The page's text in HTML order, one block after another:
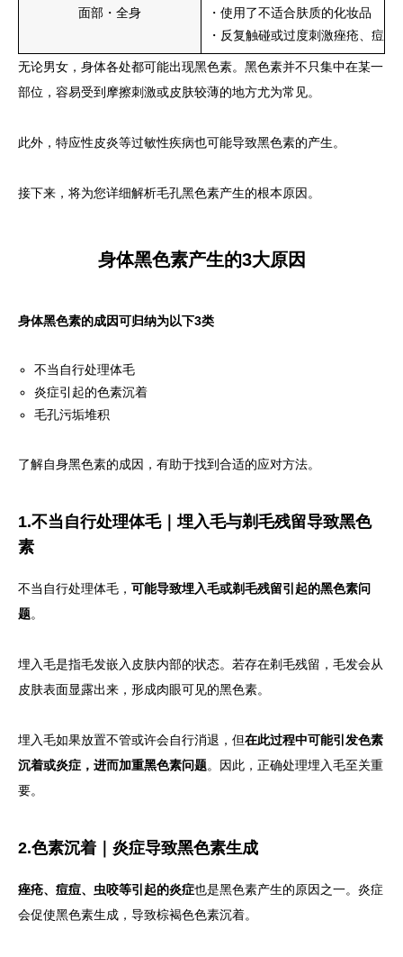
面部・全身
・使用了不适合肤质的化妆品
・反复触碰或过度刺激痤疮、痘痘
无论男女，身体各处都可能出现黑色素。黑色素并不只集中在某一
部位，容易受到摩擦刺激或皮肤较薄的地方尤为常见。
此外，特应性皮炎等过敏性疾病也可能导致黑色素的产生。
接下来，将为您详细解析毛孔黑色素产生的根本原因。
身体黑色素产生的3大原因
身体黑色素的成因可归纳为以下3类
不当自行处理体毛
炎症引起的色素沉着
毛孔污垢堆积
了解自身黑色素的成因，有助于找到合适的应对方法。
1.不当自行处理体毛｜埋入毛与剃毛残留导致黑色
素
不当自行处理体毛， 可能导致埋入毛或剃毛残留引起的黑色素问
题。
埋入毛是指毛发嵌入皮肤内部的状态。若存在剃毛残留，毛发会从
皮肤表面显露出来，形成肉眼可见的黑色素。
埋入毛如果放置不管或许会自行消退，但在此过程中可能引发色素
沉着或炎症，进而加重黑色素问题。因此，正确处理埋入毛至关重
要。
2.色素沉着｜炎症导致黑色素生成
痤疮、痘痘、虫咬等引起的炎症也是黑色素产生的原因之一。炎症
会促使黑色素生成，导致棕褐色色素沉着。